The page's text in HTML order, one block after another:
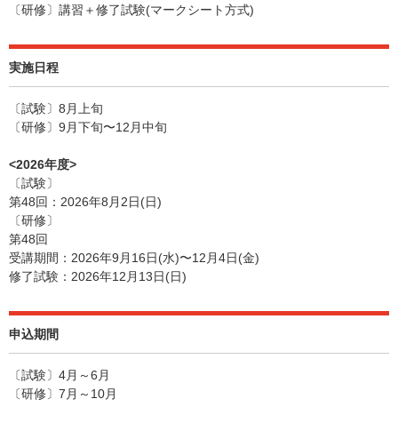
〔研修〕講習＋修了試験(マークシート方式)
実施日程
〔試験〕8月上旬
〔研修〕9月下旬〜12月中旬
<2026年度>
〔試験〕
第48回：2026年8月2日(日)
〔研修〕
第48回
受講期間：2026年9月16日(水)〜12月4日(金)
修了試験：2026年12月13日(日)
申込期間
〔試験〕4月～6月
〔研修〕7月～10月